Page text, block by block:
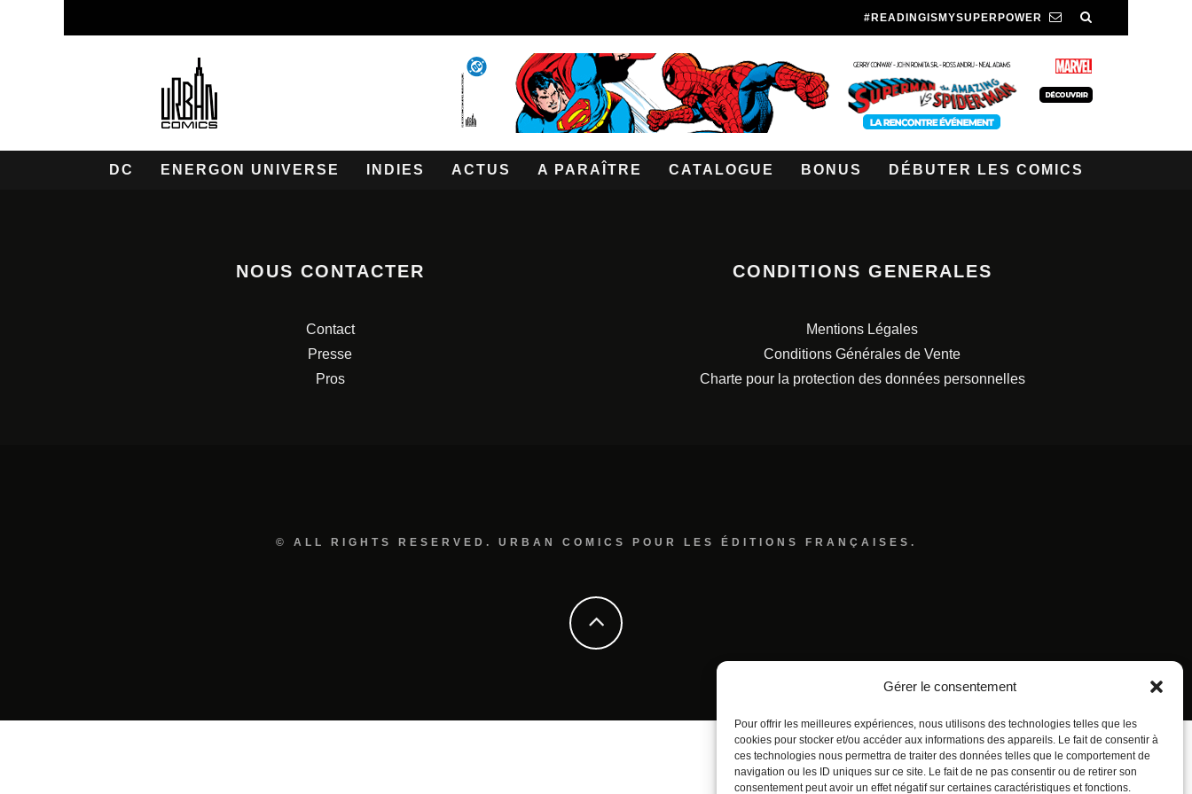
Gérer le consentement
Pour offrir les meilleures expériences, nous utilisons des technologies telles que les
cookies pour stocker et/ou accéder aux informations des appareils. Le fait de consentir à
ces technologies nous permettra de traiter des données telles que le comportement de
navigation ou les ID uniques sur ce site. Le fait de ne pas consentir ou de retirer son
consentement peut avoir un effet négatif sur certaines caractéristiques et fonctions.
#READINGISMYSUPERPOWER
DC ENERGON UNIVERSE INDIES ACTUS A PARAÎTRE CATALOGUE BONUS DÉBUTER LES COMICS
NOUS CONTACTER
Contact
Presse
Pros
CONDITIONS GENERALES
Mentions Légales
Conditions Générales de Vente
Charte pour la protection des données personnelles
© ALL RIGHTS RESERVED. URBAN COMICS POUR LES ÉDITIONS FRANÇAISES.